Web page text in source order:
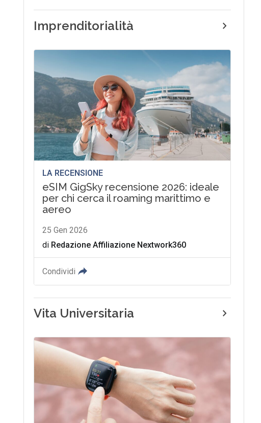
Imprenditorialità
LA RECENSIONE
eSIM GigSky recensione 2026: ideale
per chi cerca il roaming marittimo e
aereo
25 Gen 2026
di Redazione Affiliazione Nextwork360
Condividi
Vita Universitaria